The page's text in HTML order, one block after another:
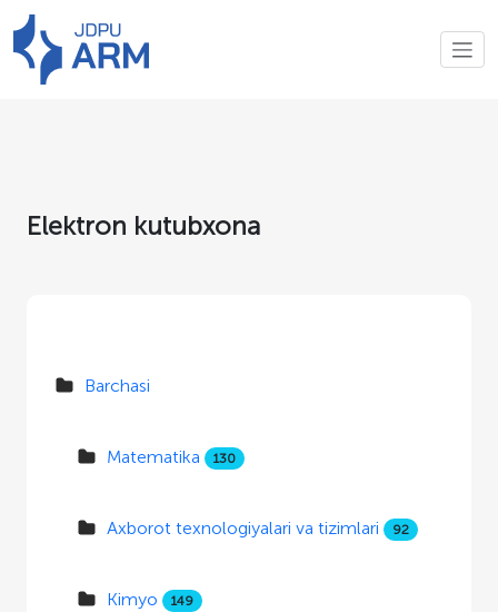
Elektron kutubxona
Barchasi
Matematika 130
Axborot texnologiyalari va tizimlari 92
Kimyo 149